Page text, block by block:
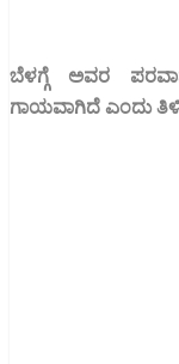
ಬೆಳಗ್ಗೆ ಅವರ
ಗಾಯವಾಗಿದೆ ಎಂದು